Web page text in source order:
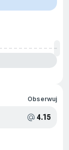
Obserwuj
4.15